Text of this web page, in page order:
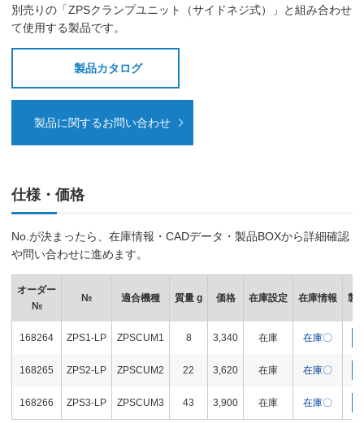
別売りの「ZPSクランプユニット（サイドネジ式）」と組み合わせ
て使用する製品です。
製品カタログ
製品に関するお問い合わせ
仕様・価格
No.が決まったら、在庫情報・CADデータ・製品BOXから詳細確認
や問い合わせに進めます。
オーダー
№
№ 適合機種 質量 g 価格 在庫設定 在庫情報 製
168264 ZPS1-LP ZPSCUM1 8 3,340 在庫 在庫〇
168265 ZPS2-LP ZPSCUM2 22 3,620 在庫 在庫〇
168266 ZPS3-LP ZPSCUM3 43 3,900 在庫 在庫〇